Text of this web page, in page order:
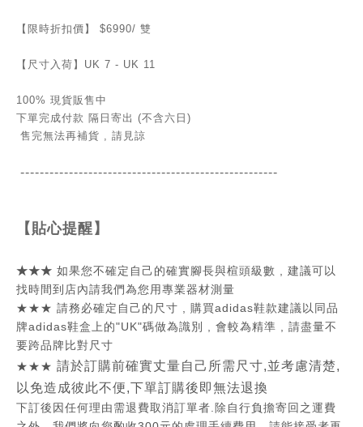
【限時折扣價】 $6990/ 雙
【 尺寸入荷】 UK 7 - UK 11
100% 現貨販售中
下單完成付款 隔日寄出 (不含六日)
售完無法再補貨 , 請見諒
-----------------------------------------------------
【貼心提醒】
★★★ 如果您不確定自己的確實腳長與楦頭級數 , 建議可以
找時間到店內請我們為您用專業器材測量
★★★ 請務必確定自己的尺寸 , 購買adidas鞋款建議 以同品
牌adidas鞋盒上的"UK"碼做為識別 , 會較為精準 , 請盡量不
要跨品牌比對尺寸
★★★ 請於訂購前確實丈量自己所需尺寸,並考慮清楚,
以免造成彼此不便,下單訂購後即無法退換
下訂後因任何理由需退費取消訂單者.除自行負擔寄回之運費